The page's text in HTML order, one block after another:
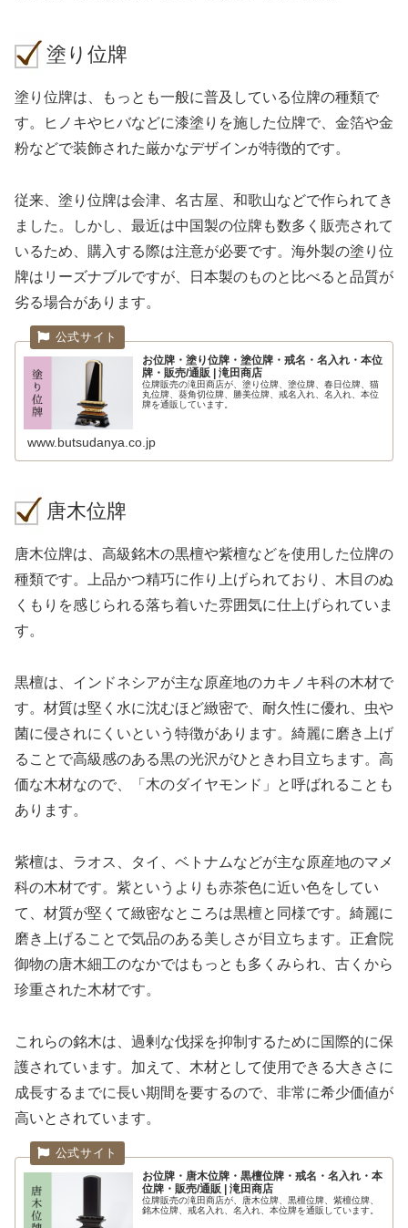
塗り位牌
塗り位牌は、もっとも一般に普及している位牌の種類で
す。ヒノキやヒバなどに漆塗りを施した位牌で、金箔や金
粉などで装飾された厳かなデザインが特徴的です。
従来、塗り位牌は会津、名古屋、和歌山などで作られてき
ました。しかし、最近は中国製の位牌も数多く販売されて
いるため、購入する際は注意が必要です。海外製の塗り位
牌はリーズナブルですが、日本製のものと比べると品質が
劣る場合があります。
お位牌・塗り位牌・塗位牌・戒名・名入れ・本位
牌・販売/通販 | 滝田商店
位牌販売の滝田商店が、塗り位牌、塗位牌、春日位牌、猫
丸位牌、葵角切位牌、勝美位牌、戒名入れ、名入れ、本位
牌を通販しています。
www.butsudanya.co.jp
唐木位牌
唐木位牌は、高級銘木の黒檀や紫檀などを使用した位牌の
種類です。上品かつ精巧に作り上げられており、木目のぬ
くもりを感じられる落ち着いた雰囲気に仕上げられていま
す。
黒檀は、インドネシアが主な原産地のカキノキ科の木材で
す。材質は堅く水に沈むほど緻密で、耐久性に優れ、虫や
菌に侵されにくいという特徴があります。綺麗に磨き上げ
ることで高級感のある黒の光沢がひときわ目立ちます。高
価な木材なので、「木のダイヤモンド」と呼ばれることも
あります。
紫檀は、ラオス、タイ、ベトナムなどが主な原産地のマメ
科の木材です。紫というよりも赤茶色に近い色をしてい
て、材質が堅くて緻密なところは黒檀と同様です。綺麗に
磨き上げることで気品のある美しさが目立ちます。正倉院
御物の唐木細工のなかではもっとも多くみられ、古くから
珍重された木材です。
これらの銘木は、過剰な伐採を抑制するために国際的に保
護されています。加えて、木材として使用できる大きさに
成長するまでに長い期間を要するので、非常に希少価値が
高いとされています。
お位牌・唐木位牌・黒檀位牌・戒名・名入れ・本
位牌・販売/通販 | 滝田商店
位牌販売の滝田商店が、唐木位牌、黒檀位牌、紫檀位牌、
銘木位牌、戒名入れ、名入れ、本位牌を通販しています。